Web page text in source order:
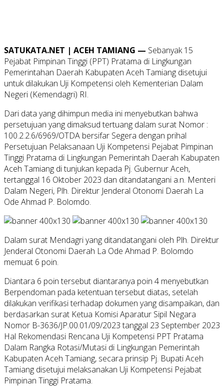
SATUKATA.NET | ACEH TAMIANG — Sebanyak 15
Pejabat Pimpinan Tinggi (PPT) Pratama di Lingkungan
Pemerintahan Daerah Kabupaten Aceh Tamiang disetujui
untuk dilakukan Uji Kompetensi oleh Kementerian Dalam
Negeri (Kemendagri) RI.
Dari data yang dihimpun media ini menyebutkan bahwa
persetujuan yang dimaksud tertuang dalam surat Nomor :
100.2.2.6/6969/OTDA bersifar Segera dengan prihal
Persetujuan Pelaksanaan Uji Kompetensi Pejabat Pimpinan
Tinggi Pratama di Lingkungan Pemerintah Daerah Kabupaten
Aceh Tamiang di tunjukan kepada Pj. Gubernur Aceh,
tertanggal 16 Oktober 2023 dan ditandatangani a.n. Menteri
Dalam Negeri, Plh. Direktur Jenderal Otonomi Daerah La
Ode Ahmad P. Bolomdo.
Dalam surat Mendagri yang ditandatangani oleh Plh. Direktur
Jenderal Otonomi Daerah La Ode Ahmad P. Bolomdo
memuat 6 poin.
Diantara 6 poin tersebut diantaranya poin 4 menyebutkan
Berpendoman pada ketentuan tersebut diatas, setelah
dilakukan verifikasi terhadap dokumen yang disampaikan, dan
berdasarkan surat Ketua Komisi Aparatur Sipil Negara
Nomor B-3636/JP.00.01/09/2023 tanggal 23 September 2023
Hal Rekomendasi Rencana Uji Kompetensi PPT Pratama
Dalam Rangka Rotasi/Mutasi di Lingkungan Pemerintah
Kabupaten Aceh Tamiang, secara prinsip Pj. Bupati Aceh
Tamiang disetujui melaksanakan Uji Kompetensi Pejabat
Pimpinan Tinggi Pratama.